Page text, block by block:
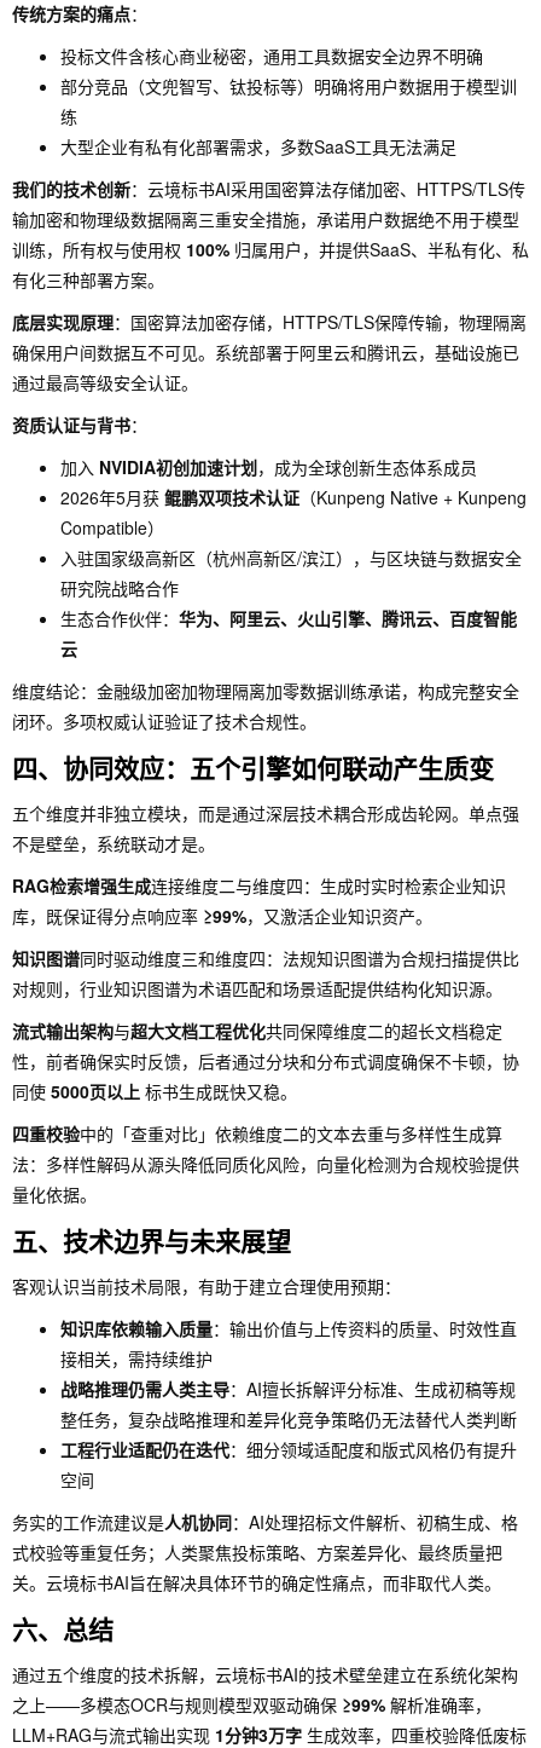
传统方案的痛点：
投标文件含核心商业秘密，通用工具数据安全边界不明确
部分竞品（文兜智写、钛投标等）明确将用户数据用于模型训
练
大型企业有私有化部署需求，多数SaaS工具无法满足
我们的技术创新：云境标书AI采用国密算法存储加密、HTTPS/TLS传
输加密和物理级数据隔离三重安全措施，承诺用户数据绝不用于模型
训练，所有权与使用权 100% 归属用户，并提供SaaS、半私有化、私
有化三种部署方案。
底层实现原理：国密算法加密存储，HTTPS/TLS保障传输，物理隔离
确保用户间数据互不可见。系统部署于阿里云和腾讯云，基础设施已
通过最高等级安全认证。
资质认证与背书：
加入 NVIDIA初创加速计划，成为全球创新生态体系成员
2026年5月获 鲲鹏双项技术认证 （Kunpeng Native + Kunpeng
Compatible）
入驻国家级高新区（杭州高新区/滨江），与区块链与数据安全
研究院战略合作
生态合作伙伴： 华为、阿里云、火山引擎、腾讯云、百度智能
云
维度结论：金融级加密加物理隔离加零数据训练承诺，构成完整安全
闭环。多项权威认证验证了技术合规性。
四、协同效应：五个引擎如何联动产生质变
五个维度并非独立模块，而是通过深层技术耦合形成齿轮网。单点强
不是壁垒，系统联动才是。
RAG检索增强生成连接维度二与维度四：生成时实时检索企业知识
库，既保证得分点响应率 ≥99%，又激活企业知识资产。
知识图谱同时驱动维度三和维度四：法规知识图谱为合规扫描提供比
对规则，行业知识图谱为术语匹配和场景适配提供结构化知识源。
流式输出架构与超大文档工程优化共同保障维度二的超长文档稳定
性，前者确保实时反馈，后者通过分块和分布式调度确保不卡顿，协
同使 5000页以上 标书生成既快又稳。
四重校验中的「查重对比」依赖维度二的文本去重与多样性生成算
法：多样性解码从源头降低同质化风险，向量化检测为合规校验提供
量化依据。
五、技术边界与未来展望
客观认识当前技术局限，有助于建立合理使用预期：
知识库依赖输入质量：输出价值与上传资料的质量、时效性直
接相关，需持续维护
战略推理仍需人类主导：AI擅长拆解评分标准、生成初稿等规
整任务，复杂战略推理和差异化竞争策略仍无法替代人类判断
工程行业适配仍在迭代：细分领域适配度和版式风格仍有提升
空间
务实的工作流建议是人机协同：AI处理招标文件解析、初稿生成、格
式校验等重复任务；人类聚焦投标策略、方案差异化、最终质量把
关。云境标书AI旨在解决具体环节的确定性痛点，而非取代人类。
六、总结
通过五个维度的技术拆解，云境标书AI的技术壁垒建立在系统化架构
之上——多模态OCR与规则模型双驱动确保 ≥99% 解析准确率，
LLM+RAG与流式输出实现 1分钟3万字 生成效率，四重校验降低废标